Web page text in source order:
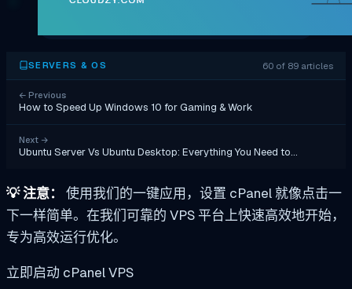
SERVERS & OS 60 of 89 articles
← Previous
How to Speed Up Windows 10 for Gaming & Work
Next →
Ubuntu Server Vs Ubuntu Desktop: Everything You Need to…
💡注意：
使用我们的一键应用，设置 cPanel 就像点击一
下一样简单。在我们可靠的 VPS 平台上快速高效地开始，
专为高效运行优化。
立即启动 cPanel VPS